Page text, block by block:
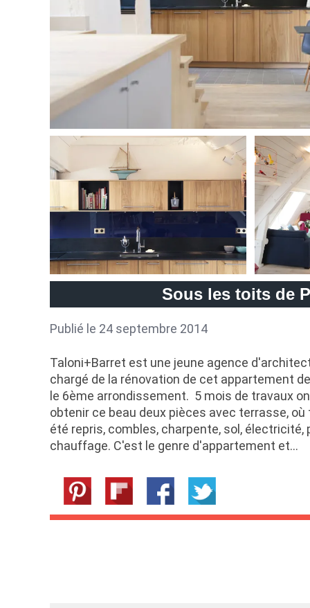
Sous les toits de
Publié le 24 septembre 2014
Taloni+Barret est une jeune agence
chargé de la rénovation de cet appartement
le 6ème arrondissement. 5 mois de travaux
obtenir ce beau deux pièces avec terrasse,
été repris, combles, charpente, sol, électricité,
chauffage. C'est le genre d'appartement et…